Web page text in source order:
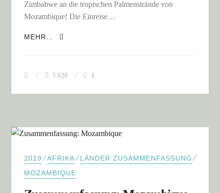
Zimbabwe an die tropischen Palmenstrände von
Mozambique! Die Einreise…
MEHR…
MOZAMBIQUE – URLAUB AN
3.628 4
2019 ⁄AFRIKA⁄LÄNDER ZUSAMMENFASSUNG ⁄
MOZAMBIQUE